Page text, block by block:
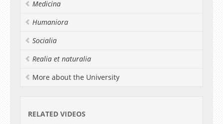
Medicina
Humaniora
Socialia
Realia et naturalia
More about the University
RELATED VIDEOS